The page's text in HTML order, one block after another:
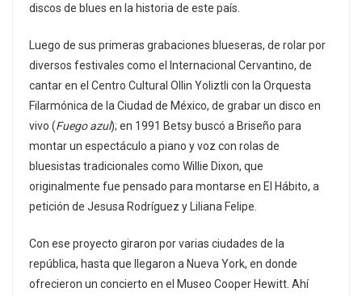
discos de blues en la historia de este país.
Luego de sus primeras grabaciones blueseras, de rolar por
diversos festivales como el Internacional Cervantino, de
cantar en el Centro Cultural Ollin Yoliztli con la Orquesta
Filarmónica de la Ciudad de México, de grabar un disco en
vivo (Fuego azul); en 1991 Betsy buscó a Briseño para
montar un espectáculo a piano y voz con rolas de
bluesistas tradicionales como Willie Dixon, que
originalmente fue pensado para montarse en El Hábito, a
petición de Jesusa Rodríguez y Liliana Felipe.
Con ese proyecto giraron por varias ciudades de la
república, hasta que llegaron a Nueva York, en donde
ofrecieron un concierto en el Museo Cooper Hewitt. Ahí